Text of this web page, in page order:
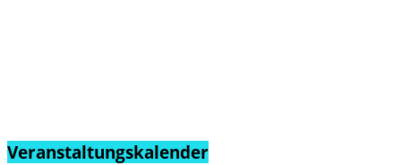
Veranstaltungskalender